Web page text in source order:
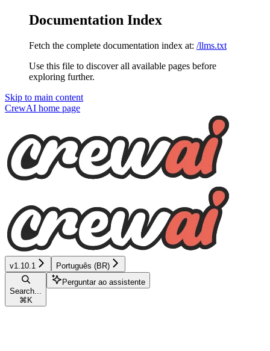
Documentation Index
Fetch the complete documentation index at: /llms.txt
Use this file to discover all available pages before
exploring further.
Skip to main content
CrewAI home page
v1.10.1 Português (BR)
Search...
⌘ K
Perguntar ao assistente